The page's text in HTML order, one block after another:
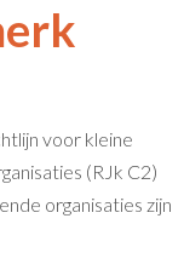
voor kleine
(RJk C2)
organisaties zijn